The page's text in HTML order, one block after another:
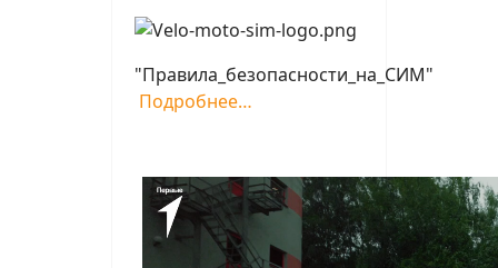
"Правила_безопасности_на_СИМ"
Подробнее…